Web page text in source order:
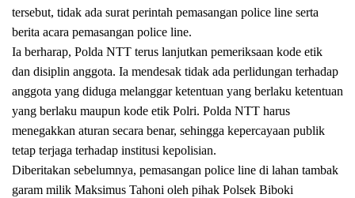
tersebut, tidak ada surat perintah pemasangan police line serta
berita acara pemasangan police line.
Ia berharap, Polda NTT terus lanjutkan pemeriksaan kode etik
dan disiplin anggota. Ia mendesak tidak ada perlidungan terhadap
anggota yang diduga melanggar ketentuan yang berlaku ketentuan
yang berlaku maupun kode etik Polri. Polda NTT harus
menegakkan aturan secara benar, sehingga kepercayaan publik
tetap terjaga terhadap institusi kepolisian.
Diberitakan sebelumnya, pemasangan police line di lahan tambak
garam milik Maksimus Tahoni oleh pihak Polsek Biboki